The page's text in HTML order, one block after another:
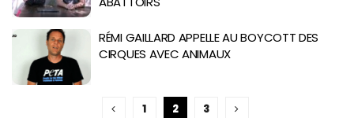
RÉMI GAILLARD APPELLE AU BOYCOTT DES
CIRQUES AVEC ANIMAUX
1 2 3